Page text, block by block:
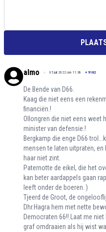
almo 05 juli 2022 om 11:38 + 9162
De Bende van D66.
Kaag die niet eens een
financiën.!
Ollongren die niet eens weet
minister van defensie.!
Bergkamp die enge D66
mensen te laten uitpraten,
haar niet zint.
Paternotte de eikel, die het
kan beter aardappels gaan
leeft onder de boeren. )
Tjeerd de Groot, de
Dhr.Hagra hem met nette
Democraten 66!!.Laat me
graf omdraaien als hij wist